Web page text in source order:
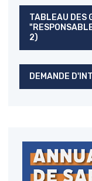
TABLEAU DES
2)
DEMANDE